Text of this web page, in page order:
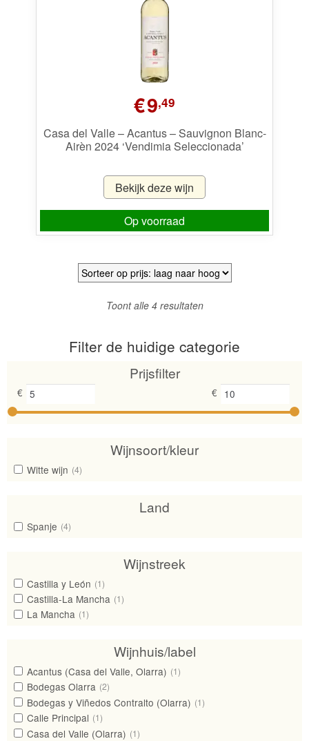
€9,49
Casa del Valle – Acantus – Sauvignon Blanc-
Airèn 2024 ‘Vendimia Seleccionada’
Bekijk deze wijn
Op voorraad
Toont alle 4 resultatenGesorteerd
laag
hoog
Filter de huidige categorie
Prijsfilter
€ €
Wijnsoort/kleur
Witte wijn (4)
Land
Spanje (4)
Wijnstreek
Castilla y León (1)
Castilla-La Mancha (1)
La Mancha (1)
Wijnhuis/label
Acantus (Casa del Valle, Olarra) (1)
Bodegas Olarra (2)
Bodegas y Viñedos Contralto (Olarra) (1)
Calle Principal (1)
Casa del Valle (Olarra) (1)